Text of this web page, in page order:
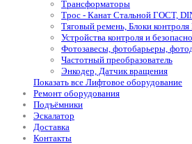
Трансформаторы
Трос - Канат Стальной ГОСТ,
Тяговый ремень, Блоки
Устройства контроля и
Фотозавесы, фотобарьеры,
Частотный преобразователь
Энкодер, Датчик вращения
Показать все Лифтовое оборудование
Ремонт оборудования
Подъёмники
Эскалатор
Доставка
Контакты